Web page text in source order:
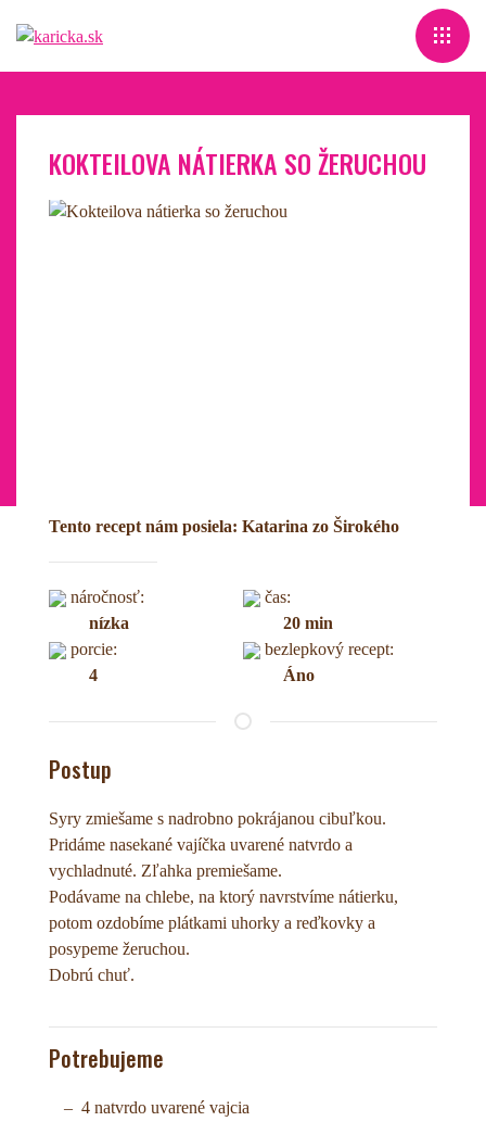
KOKTEILOVA NÁTIERKA SO ŽERUCHOU
Tento recept nám posiela: Katarina zo Širokého
náročnosť:
nízka
čas:
20 min
porcie:
4
bezlepkový recept:
Áno
Postup
Syry zmiešame s nadrobno pokrájanou cibuľkou.
Pridáme nasekané vajíčka uvarené natvrdo a
vychladnuté. Zľahka premiešame.
Podávame na chlebe, na ktorý navrstvíme nátierku,
potom ozdobíme plátkami uhorky a reďkovky a
posypeme žeruchou.
Dobrú chuť.
Potrebujeme
4 natvrdo uvarené vajcia